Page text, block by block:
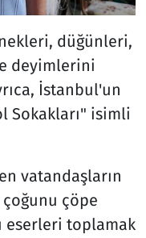
düğünleri,
deyimlerini
İstanbul'un
Sokakları" isimli
vatandaşların
çöpe
eserleri toplamak